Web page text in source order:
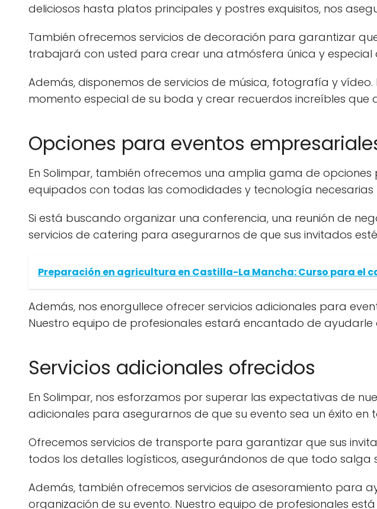
deliciosos hasta platos principales y postres exquisitos, nos
También ofrecemos servicios de decoración para garantizar
trabajará con usted para crear una atmósfera única y especial
Además, disponemos de servicios de música, fotografía y
momento especial de su boda y crear recuerdos increíbles que
Opciones para eventos
En Solimpar, también ofrecemos una amplia gama de
equipados con todas las comodidades y tecnología
Si está buscando organizar una conferencia, una reunión de
servicios de catering para asegurarnos de que sus invitados
Preparación en agricultura en Castilla-La Mancha: Curso para el
Además, nos enorgullece ofrecer servicios adicionales para
Nuestro equipo de profesionales estará encantado de
Servicios adicionales ofrecidos
En Solimpar, nos esforzamos por superar las expectativas de
adicionales para asegurarnos de que su evento sea un éxito en
Ofrecemos servicios de transporte para garantizar que sus
todos los detalles logísticos, asegurándonos de que todo salga
Además, también ofrecemos servicios de asesoramiento para
organización de su evento. Nuestro equipo de profesionales